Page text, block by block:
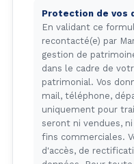
Protection de vos
En validant ce
recontacté(e) par
gestion de
dans le cadre de
patrimonial. Vos
mail, téléphone,
uniquement pour
seront ni vendues,
fins commerciales.
d'accès, de